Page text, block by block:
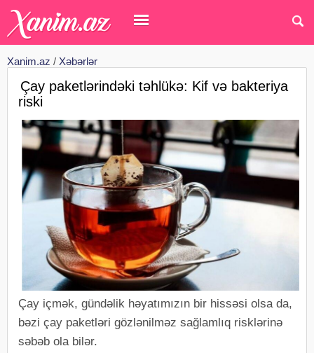
Xanim.az / Xəbərlər
Çay paketlərindəki təhlükə: Kif və bakteriya
riski
Çay içmək, gündəlik həyatımızın bir hissəsi olsa da,
bəzi çay paketləri gözlənilməz sağlamlıq risklərinə
səbəb ola bilər.